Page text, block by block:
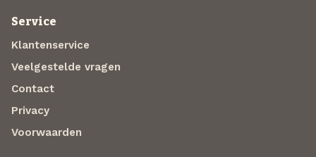
Service
Klantenservice
Veelgestelde vragen
Contact
Privacy
Voorwaarden